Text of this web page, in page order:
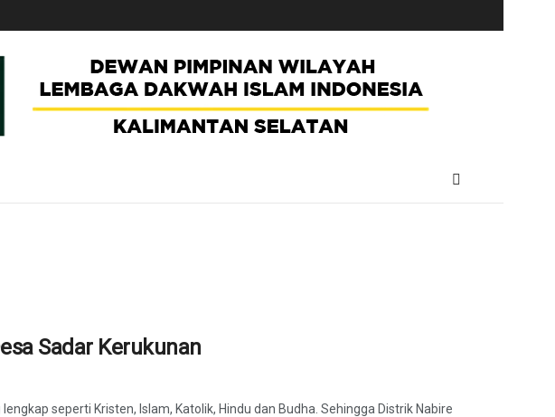
Sadar Kerukunan
seperti Kristen, Islam, Katolik, Hindu dan Budha. Sehingga Distrik Nabire